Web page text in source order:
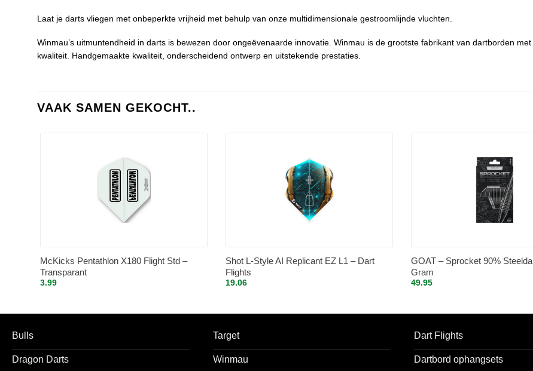
Laat je darts vliegen met onbeperkte vrijheid met behulp van onze multidimensionale gestroomlijnde vluchten.
Winmau’s uitmuntendheid in darts is bewezen door ongeëvenaarde innovatie. Winmau is de grootste fabrikant van dartborden
kwaliteit. Handgemaakte kwaliteit, onderscheidend ontwerp en uitstekende prestaties.
VAAK SAMEN GEKOCHT..
McKicks Pentathlon X180 Flight Std –
Transparant
3.99
Shot L-Style AI Replicant EZ L1 – Dart
Flights
19.06
GOAT – Sprocket 90%
Gram
49.95
Bulls
Dragon Darts
Target
Winmau
Dart Flights
Dartbord ophangsets